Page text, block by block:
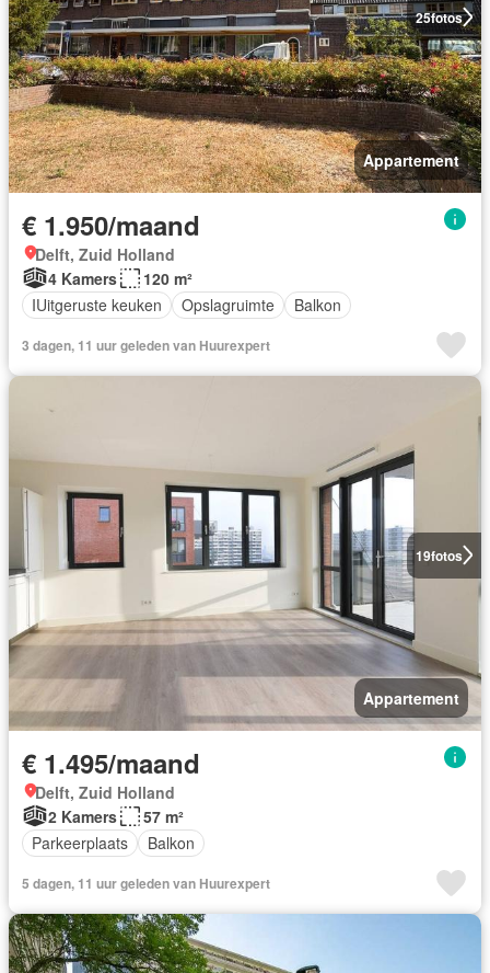
25fotos
Appartement
€ 1.950/maand
Delft, Zuid Holland
4 Kamers
120 m²
IUitgeruste keuken
Opslagruimte Balkon
3 dagen, 11 uur geleden van Huurexpert
19fotos
Appartement
€ 1.495/maand
Delft, Zuid Holland
2 Kamers
57 m²
Parkeerplaats
Balkon
5 dagen, 11 uur geleden van Huurexpert